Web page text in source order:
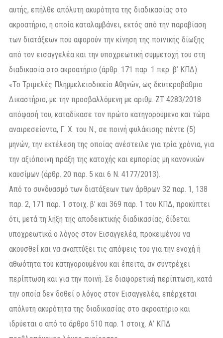
αυτής, επήλθε απόλυτη ακυρότητα της διαδικασίας στο
ακροατήριο, η οποία καταλαμβάνει, εκτός από την παραβίαση
των διατάξεων που αφορούν την κίνηση της ποινικής δίωξης
από τον εισαγγελέα και την υποχρεωτική συμμετοχή του στη
διαδικασία στο ακροατήριο (άρθρ. 171 παρ. 1 περ. β’ ΚΠΔ).
«Το Τριμελές Πλημμελειοδικείο Αθηνών, ως δευτεροβάθμιο
Δικαστήριο, με την προσβαλλόμενη με αριθμ. ΖΤ 4283/2018
απόφασή του, καταδίκασε τον πρώτο κατηγορούμενο και τώρα
αναιρεσείοντα, Γ. Χ. του Ν., σε ποινή φυλάκισης πέντε (5)
μηνών, την εκτέλεση της οποίας ανέστειλε για τρία χρόνια, για
την αξιόποινη πράξη της κατοχής και εμπορίας μη κανονικών
καυσίμων (άρθρ. 20 παρ. 5 και 6 Ν. 4177/2013).
Από το συνδυασμό των διατάξεων των άρθρων 32 παρ. 1, 138
παρ. 2, 171 παρ. 1 στοιχ. β’ και 369 παρ. 1 του ΚΠΔ, προκύπτει
ότι, μετά τη λήξη της αποδεικτικής διαδικασίας, δίδεται
υποχρεωτικά ο λόγος στον Εισαγγελέα, προκειμένου να
ακουσθεί και να αναπτύξει τις απόψεις του για την ενοχή ή
αθωότητα του κατηγορουμένου και έπειτα, αν συντρέχει
περίπτωση και για την ποινή. Σε διαφορετική περίπτωση, κατά
την οποία δεν δοθεί ο λόγος στον Εισαγγελέα, επέρχεται
απόλυτη ακυρότητα της διαδικασίας στο ακροατήριο και
ιδρύεται ο από το άρθρο 510 παρ. 1 στοιχ. Α’ ΚΠΔ